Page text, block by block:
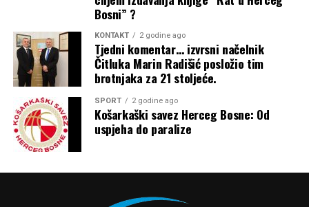
Zrinjski protiv Valura lovi zaostatak:
Rožman uvjeren u prolaz
Bosni” ?
KONTAKT 2 godine ago
Tjedni komentar… izvrsni načelnik
Čitluka Marin Radišić posložio tim
brotnjaka za 21 stoljeće.
SPORT 2 godine ago
Košarkaški savez Herceg Bosne: Od
uspjeha do paralize